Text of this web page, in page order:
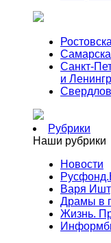
Санкт-
и
Рубрики
Наши рубрики
Новости
Варя
Драмы в
Жизнь.